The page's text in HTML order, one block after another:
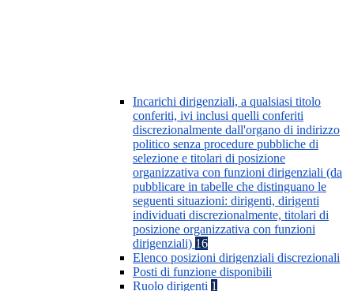
Incarichi dirigenziali, a qualsiasi titolo
conferiti, ivi inclusi quelli conferiti
discrezionalmente dall'organo di indirizzo
politico senza procedure pubbliche di
selezione e titolari di posizione
organizzativa con funzioni dirigenziali (da
pubblicare in tabelle che distinguano le
seguenti situazioni: dirigenti, dirigenti
individuati discrezionalmente, titolari di
posizione organizzativa con funzioni
dirigenziali) 16
Elenco posizioni dirigenziali discrezionali
Posti di funzione disponibili
Ruolo dirigenti 1